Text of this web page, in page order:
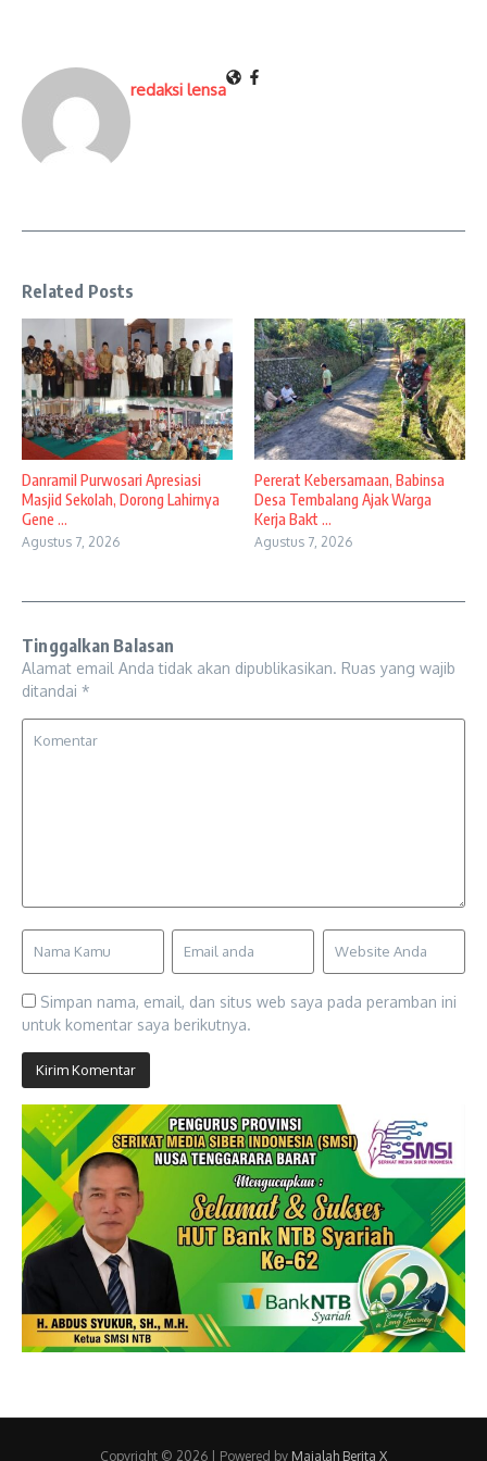
redaksi lensa
Related Posts
Danramil Purwosari Apresiasi
Masjid Sekolah, Dorong Lahirnya
Gene ...
Agustus 7, 2026
Pererat Kebersamaan, Babinsa
Desa Tembalang Ajak Warga
Kerja Bakt ...
Agustus 7, 2026
Tinggalkan Balasan
Alamat email Anda tidak akan dipublikasikan. Ruas yang wajib
ditandai *
Simpan nama, email, dan situs web saya pada peramban ini
untuk komentar saya berikutnya.
Copyright © 2026 | Powered by Majalah Berita X